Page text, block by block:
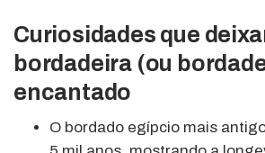
Curiosidades que
bordadeira (ou
encantado
O bordado egípcio mais